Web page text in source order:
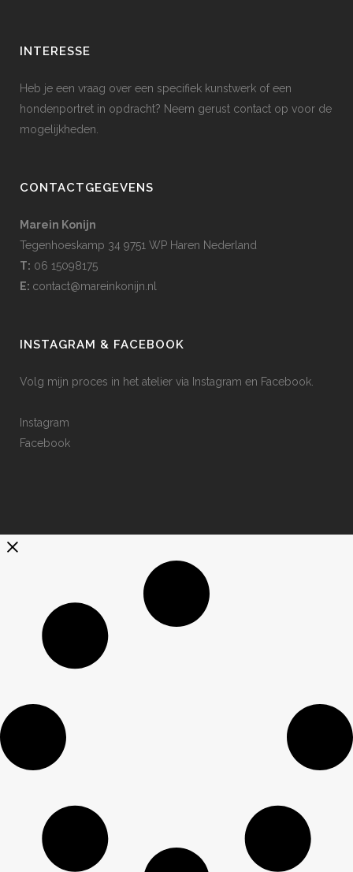
INTERESSE
Heb je een vraag over een specifiek kunstwerk of een
hondenportret in opdracht? Neem gerust contact op voor de
mogelijkheden.
CONTACTGEGEVENS
Marein Konijn
Tegenhoeskamp 34 9751 WP Haren Nederland
T: 06 15098175
E: contact@mareinkonijn.nl
INSTAGRAM & FACEBOOK
Volg mijn proces in het atelier via Instagram en Facebook.
Instagram
Facebook